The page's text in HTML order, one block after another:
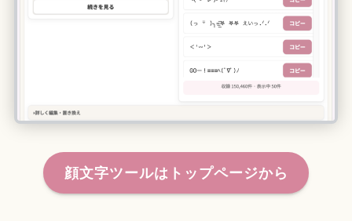
顔文字ツールはトップページから